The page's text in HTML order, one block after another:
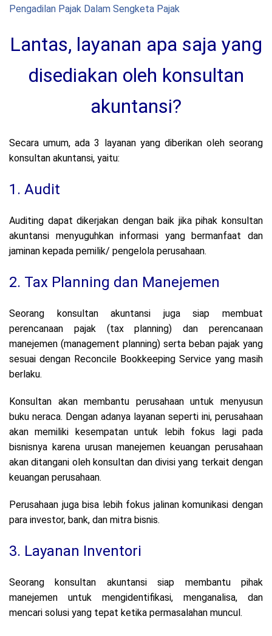
Pengadilan Pajak Dalam Sengketa Pajak
Lantas, layanan apa saja yang
disediakan oleh konsultan
akuntansi?
Secara umum, ada 3 layanan yang diberikan oleh seorang
konsultan akuntansi, yaitu:
1. Audit
Auditing dapat dikerjakan dengan baik jika pihak konsultan
akuntansi menyuguhkan informasi yang bermanfaat dan
jaminan kepada pemilik/ pengelola perusahaan.
2. Tax Planning dan Manejemen
Seorang konsultan akuntansi juga siap membuat
perencanaan pajak (tax planning) dan perencanaan
manejemen (management planning) serta beban pajak yang
sesuai dengan Reconcile Bookkeeping Service yang masih
berlaku.
Konsultan akan membantu perusahaan untuk menyusun
buku neraca. Dengan adanya layanan seperti ini, perusahaan
akan memiliki kesempatan untuk lebih fokus lagi pada
bisnisnya karena urusan manejemen keuangan perusahaan
akan ditangani oleh konsultan dan divisi yang terkait dengan
keuangan perusahaan.
Perusahaan juga bisa lebih fokus jalinan komunikasi dengan
para investor, bank, dan mitra bisnis.
3. Layanan Inventori
Seorang konsultan akuntansi siap membantu pihak
manejemen untuk mengidentifikasi, menganalisa, dan
mencari solusi yang tepat ketika permasalahan muncul.